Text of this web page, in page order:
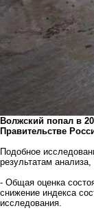
Волжский попал в
Правительстве
Подобное
результатам
- Общая оценка
снижение индекса
исследования.